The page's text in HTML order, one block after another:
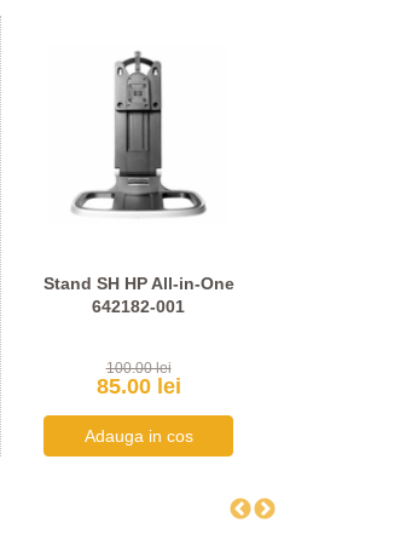
Stand SH HP All-in-One
642182-001
100.00 lei
85.00 lei